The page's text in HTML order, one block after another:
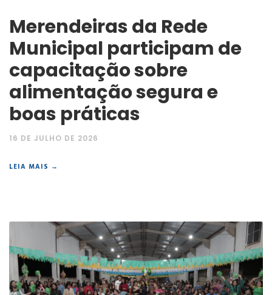
Merendeiras da Rede
Municipal participam de
capacitação sobre
alimentação segura e
boas práticas
16 DE JULHO DE 2026
LEIA MAIS →